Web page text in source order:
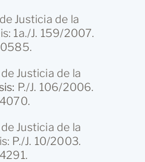
Justicia de la
1a./J. 159/2007.
Justicia de la
P./J. 106/2006.
Justicia de la
P./J. 10/2003.